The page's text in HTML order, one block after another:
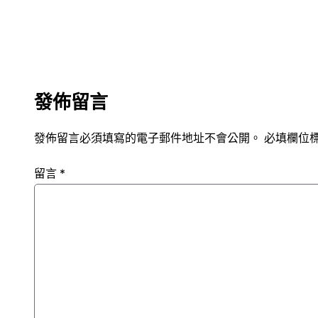
發佈留言
發佈留言必須填寫的電子郵件地址不會公開。 必填欄位
留言 *